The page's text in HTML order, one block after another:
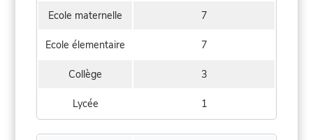
Ecole maternelle 7
Ecole élementaire 7
Collège 3
Lycée 1